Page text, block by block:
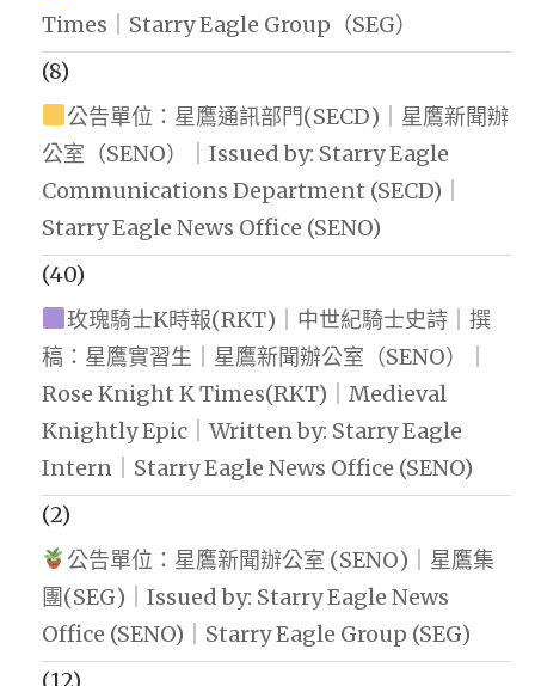
Times｜Starry Eagle Group（SEG）
(8)
公告單位：星鷹通訊部門(SECD)｜星鷹新聞辦
公室（SENO）｜Issued by: Starry Eagle
Communications Department (SECD)｜
Starry Eagle News Office (SENO)
(40)
玫瑰騎士K時報(RKT)｜中世紀騎士史詩｜撰
稿：星鷹實習生｜星鷹新聞辦公室（SENO）｜
Rose Knight K Times(RKT)｜Medieval
Knightly Epic｜Written by: Starry Eagle
Intern｜Starry Eagle News Office (SENO)
(2)
公告單位：星鷹新聞辦公室 (SENO)｜星鷹集
團(SEG)｜Issued by: Starry Eagle News
Office (SENO)｜Starry Eagle Group (SEG)
(12)